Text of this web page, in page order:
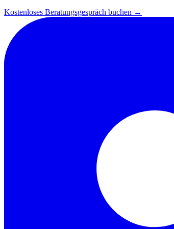
Kostenloses Beratungsgespräch buchen →